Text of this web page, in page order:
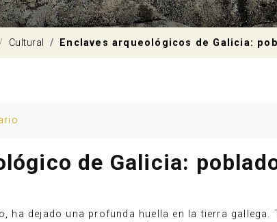
Cultural Enclaves arqueológicos de Galicia:
de Galicia:
ha dejado una profunda huella en la tierra